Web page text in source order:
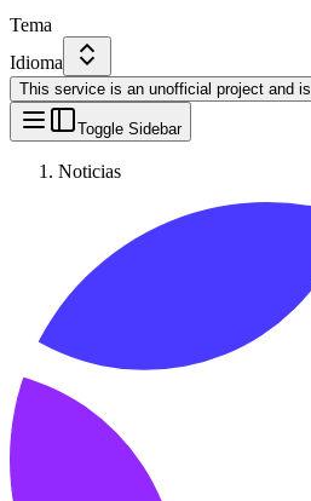
Tema
Idioma
This service is an unofficial project and is
Toggle Sidebar
Noticias